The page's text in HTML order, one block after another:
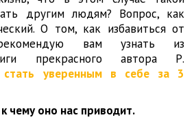
другим людям? Вопрос, как
О том, как избавиться от
рекомендую вам узнать из
прекрасного автора Р.
стать уверенным в себе за 3
чему оно нас приводит.